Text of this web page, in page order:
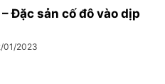
Đặc sản cố đô vào dịp
01/2023